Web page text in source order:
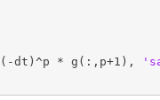
dt)^p * g(:,p+1),